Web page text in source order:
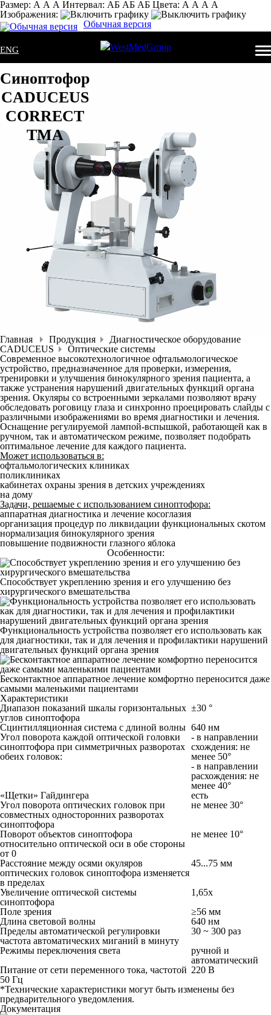
Размер: А А А Интервал: AБ АБ AБ Цвета: А А А А
Изображения:
Обычная версия
ENG
Синоптофор
CADUCEUS
CORRECT
TМA
Главная Продукция
Диагностическое оборудование
CADUCEUS
Оптические системы
Современное высокотехнологичное офтальмологическое
устройство, предназначенное для проверки, измерения,
тренировки и улучшения бинокулярного зрения пациента, а
также устранения нарушений двигательных функций органа
зрения. Окуляры со встроенными зеркалами позволяют врачу
обследовать роговицу глаза и синхронно проецировать слайды с
различными изображениями во время диагностики и лечения.
Оснащение регулируемой лампой-вспышкой, работающей как в
ручном, так и автоматическом режиме, позволяет подобрать
оптимальное лечение для каждого пациента.
Может использоваться в:
офтальмологических клиниках
поликлиниках
кабинетах охраны зрения в детских учреждениях
на дому
Задачи, решаемые с использованием синоптофора:
аппаратная диагностика и лечение косоглазия
организация процедур по ликвидации функциональных скотом
нормализация бинокулярного зрения
повышение подвижности глазного яблока
Особенности:
Способствует укреплению зрения и его улучшению без
хирургического вмешательства
Функциональность устройства позволяет его использовать как
для диагностики, так и для лечения и профилактики нарушений
двигательных функций органа зрения
Бесконтактное аппаратное лечение комфортно переносится даже
самыми маленькими пациентами
Характеристики
Диапазон показаний шкалы горизонтальных
углов синоптофора
±30 °
Сцинтилляционная система с длиной волны 640 нм
Угол поворота каждой оптической головки
синоптофора при симметричных разворотах
обеих головок:
- в направлении
схождения: не
менее 50°
- в направлении
расхождения: не
менее 40°
«Щетки» Гайдингера
есть
Угол поворота оптических головок при
совместных односторонних разворотах
синоптофора
не менее 30°
Поворот объектов синоптофора
относительно оптической оси в обе стороны
от 0
не менее 10°
Расстояние между осями окуляров
оптических головок синоптофора изменяется
в пределах
45...75 мм
Увеличение оптической системы
синоптофора
1,65x
Поле зрения
≥56 мм
Длина световой волны
640 нм
Пределы автоматической регулировки
частота автоматических миганий в минуту
30 ~ 300 раз
Режимы переключения света
ручной и
автоматический
Питание от сети переменного тока, частотой
50 Гц
220 В
*Технические характеристики могут быть изменены без
предварительного уведомления.
Документация